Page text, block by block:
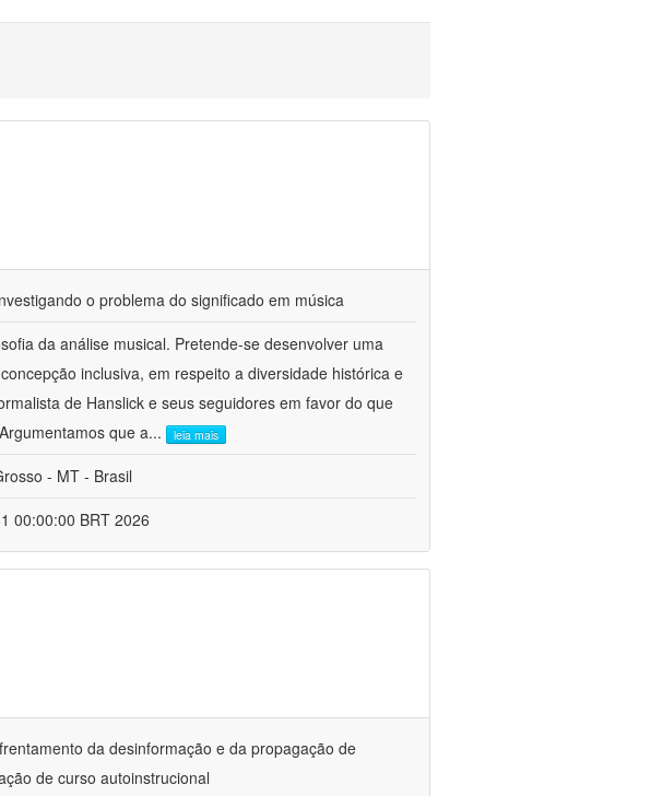
o problema do significado em música
da análise musical. Pretende-se desenvolver uma
inclusiva, em respeito a diversidade histórica e
de Hanslick e seus seguidores em favor do que
que a... leia mais
- MT - Brasil
00:00:00 BRT 2026
da desinformação e da propagação de
de curso autoinstrucional